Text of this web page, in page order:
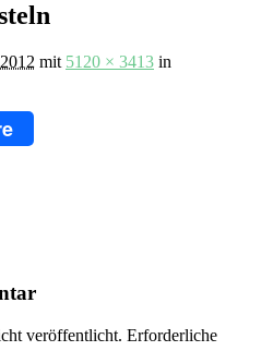
mit 5120 × 3413 in
veröffentlicht. Erforderliche